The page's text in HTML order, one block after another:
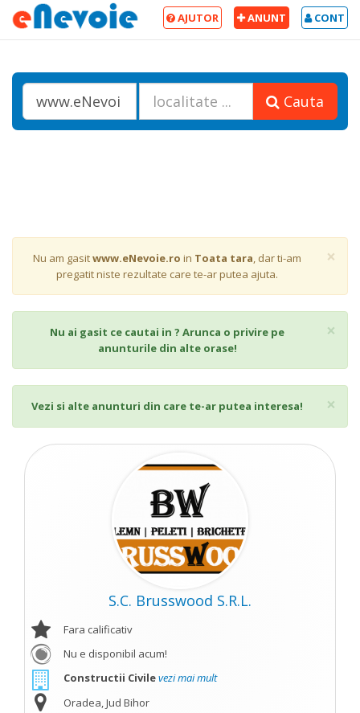
CONT
ANUNT
AJUTOR
Cauta
×
Nu am gasitwww.eNevoie.ro in Toata tara, dar ti-am
pregatit niste rezultate care te-ar putea ajuta.
×
Nu ai gasit ce cautai in ? Arunca o privire pe
anunturile din alte orase!
×
Vezi si alte anunturi din care te-ar putea interesa!
S.C. Brusswood S.R.L.
Fara calificativ
Nu e disponibil acum!
Constructii Civilevezi mai mult
Oradea, Jud Bihor